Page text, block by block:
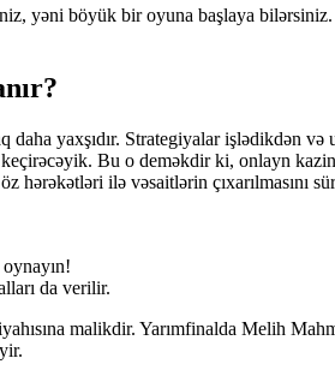
yəni böyük bir oyuna başlaya bilərsiniz.
yaxşıdır. Strategiyalar işlədikdən
Bu o deməkdir ki, onlayn
hərəkətləri ilə vəsaitlərin çıxarılmasını
da verilir.
malikdir. Yarımfinalda Melih